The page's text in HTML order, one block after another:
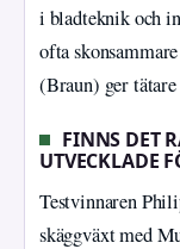
i bladteknik och
ofta
(Braun) ger
FINNS DET
UTVECKLADE
Testvinnaren
skäggväxt med